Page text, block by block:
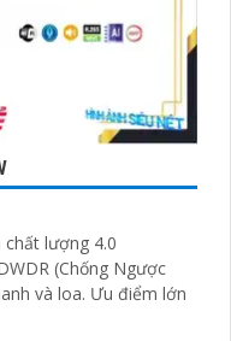
chất lượng 4.0
(Chống Ngược